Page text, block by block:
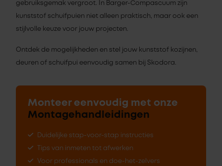
gebruiksgemak vergroot. In Barger-Compascuum zijn
kunststof schuifpuien niet alleen praktisch, maar ook een
stijlvolle keuze voor jouw projecten.
Ontdek de mogelijkheden en stel jouw kunststof kozijnen,
deuren of schuifpui eenvoudig samen bij Skodora.
Monteer eenvoudig met onze
Montagehandleidingen
Duidelijke stap-voor-stap instructies
Tips van inmeten tot afwerken
Voor professionals en doe-het-zelvers